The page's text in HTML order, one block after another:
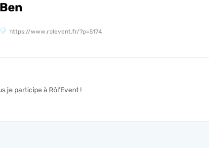
Ben
https://www.rolevent.fr/?p=5174
je participe à Rôl’Event !